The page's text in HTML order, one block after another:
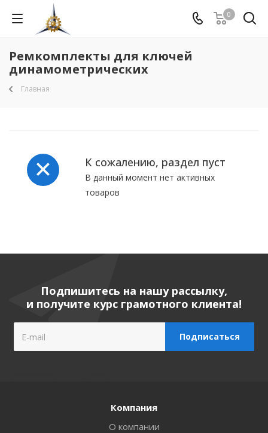
0
Ремкомплекты для ключей
динамометрических
Главная
К сожалению, раздел пуст
В данный момент нет активных
товаров
Подпишитесь на нашу рассылку,
и получите курс грамотного клиента!
Компания
О компании